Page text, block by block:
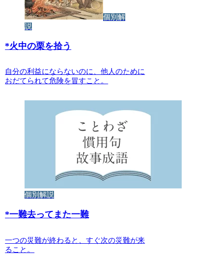
個別解
説
*火中の栗を拾う
自分の利益にならないのに、他人のために
おだてられて危険を冒すこと。
個別解説
*一難去ってまた一難
一つの災難が終わると、すぐ次の災難が来
ること。